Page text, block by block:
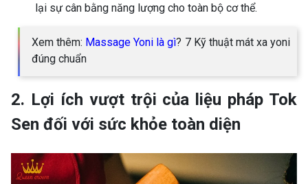
lại sự cân bằng năng lượng cho toàn bộ cơ thể.
Xem thêm: Massage Yoni là gì? 7 Kỹ thuật mát xa yoni
đúng chuẩn
2. Lợi ích vượt trội của liệu pháp Tok
Sen đối với sức khỏe toàn diện